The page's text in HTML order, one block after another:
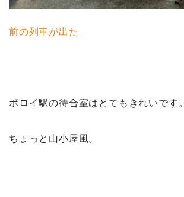
前の列車が出た
ポロイ駅の待合室はとてもきれいです。
ちょっと山小屋風。